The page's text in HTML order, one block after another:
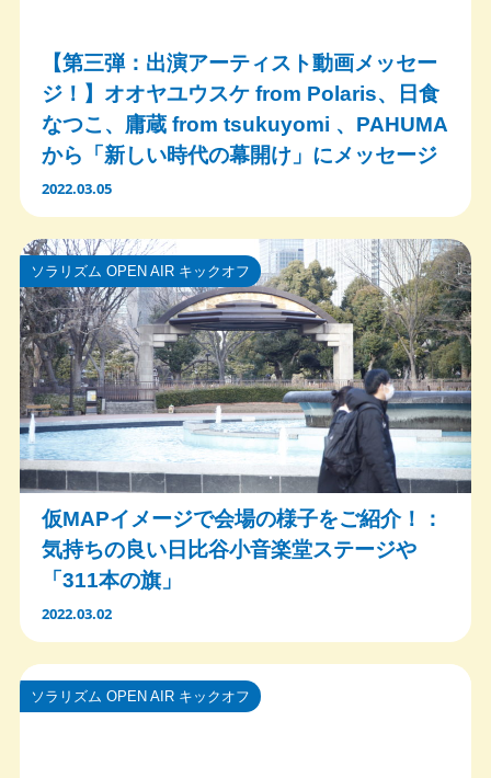
【第三弾：出演アーティスト動画メッセー
ジ！】オオヤユウスケ from Polaris、日食
なつこ、庸蔵 from tsukuyomi 、PAHUMA
から「新しい時代の幕開け」にメッセージ
2022.03.05
仮MAPイメージで会場の様子をご紹介！：
気持ちの良い日比谷小音楽堂ステージや
「311本の旗」
ソラリズム OPEN AIR キックオフ
2022.03.02
ソラリズム OPEN AIR キックオフ